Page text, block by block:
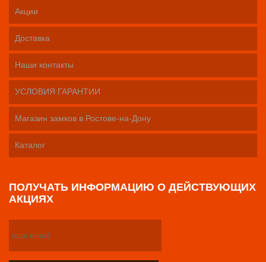
Акции
Доставка
Наши контакты
УСЛОВИЯ ГАРАНТИИ
Магазин замков в Ростове-на-Дону
Каталог
ПОЛУЧАТЬ ИНФОРМАЦИЮ О ДЕЙСТВУЮЩИХ
АКЦИЯХ